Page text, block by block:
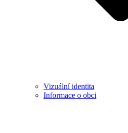
Vizuální identita
Informace o obci